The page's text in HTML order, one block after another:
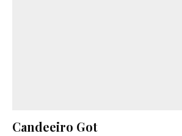
Candeeiro Got